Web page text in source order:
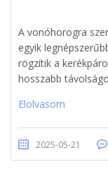
A vonóhorogra
egyik
rögzítik a
hosszabb
Elolvasom
2025-05-21